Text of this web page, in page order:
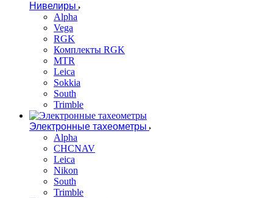
Нивелиры
Alpha
Vega
RGK
Комплекты RGK
MTR
Leica
Sokkia
South
Trimble
Электронные тахеометры
Alpha
CHCNAV
Leica
Nikon
South
Trimble